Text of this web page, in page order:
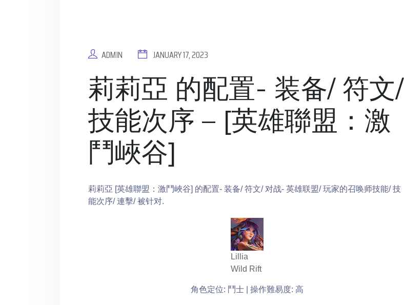
ADMIN JANUARY 17, 2023
莉莉亞 的配置- 装备/ 符文/
技能次序 – [英雄聯盟：激
鬥峽谷]
莉莉亞 [英雄聯盟：激鬥峽谷] 的配置- 装备/ 符文/ 对战- 英雄联盟/ 玩家的召唤师技能/ 技
能次序/ 連擊/ 被针对.
Lillia
Wild Rift
角色定位: 鬥士 | 操作難易度: 高